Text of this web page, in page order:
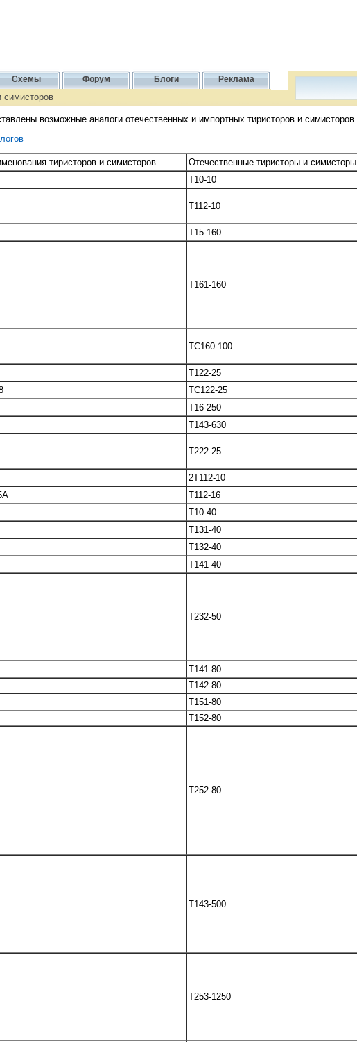
Схемы Форум Блоги Реклама
симисторов
возможные аналоги отечественных и импортных тиристоров и симисторов
тиристоров и симисторов
Отечественные тиристоры и симисторы
T10-10
T112-10
T15-160
T161-160
TC160-100
T122-25
TC122-25
T16-250
T143-630
T222-25
2T112-10
T112-16
T10-40
T131-40
T132-40
T141-40
T232-50
T141-80
T142-80
T151-80
T152-80
T252-80
T143-500
T253-1250